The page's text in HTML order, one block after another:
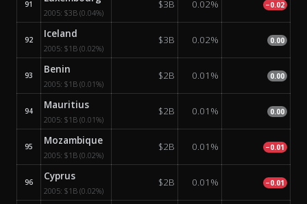
91
2005: $3B (0.04%)
$3B 0.02% −0.02
92 Iceland
2005: $1B (0.02%)
$3B 0.02% 0.00
93 Benin
2005: $1B (0.01%)
$2B 0.01% 0.00
94 Mauritius
2005: $1B (0.01%)
$2B 0.01% 0.00
95 Mozambique
2005: $1B (0.02%)
$2B 0.01% −0.01
96 Cyprus
2005: $1B (0.02%)
$2B 0.01% −0.01